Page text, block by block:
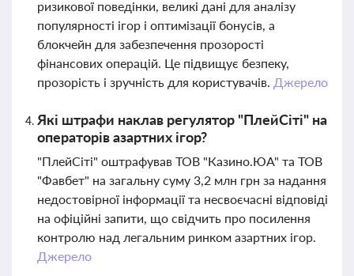
ризикової поведінки, великі дані для аналізу
популярності ігор і оптимізації бонусів, а
блокчейн для забезпечення прозорості
фінансових операцій. Це підвищує безпеку,
прозорість і зручність для користувачів. Джерело
Які штрафи наклав регулятор "ПлейСіті" на
операторів азартних ігор?
"ПлейСіті" оштрафував ТОВ "Казино.ЮА" та ТОВ
"Фавбет" на загальну суму 3,2 млн грн за надання
недостовірної інформації та несвоєчасні відповіді
на офіційні запити, що свідчить про посилення
контролю над легальним ринком азартних ігор.
Джерело